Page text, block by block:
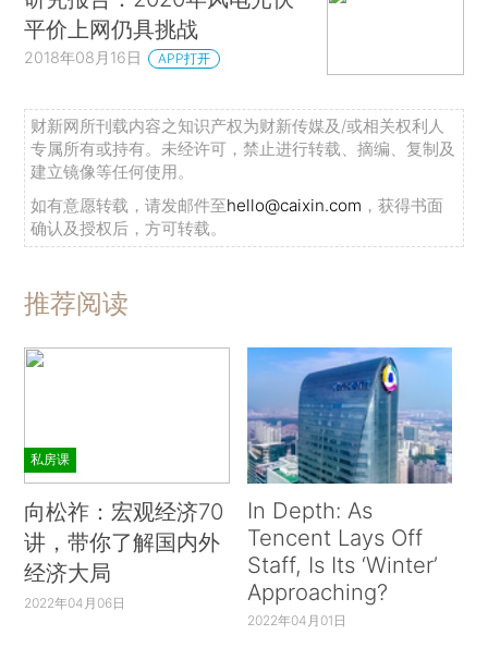
平价上网仍具挑战
2018年08月16日 APP打开
财新网所刊载内容之知识产权为财新传媒及/或相关权利人
专属所有或持有。未经许可，禁止进行转载、摘编、复制及
建立镜像等任何使用。
如有意愿转载，请发邮件至hello@caixin.com ，获得书面
确认及授权后，方可转载。
推荐阅读
私房课
向松祚：宏观经济70
讲，带你了解国内外
经济大局
2022年04月06日
In Depth: As
Tencent Lays Off
Staff, Is Its ‘Winter’
Approaching?
2022年04月01日